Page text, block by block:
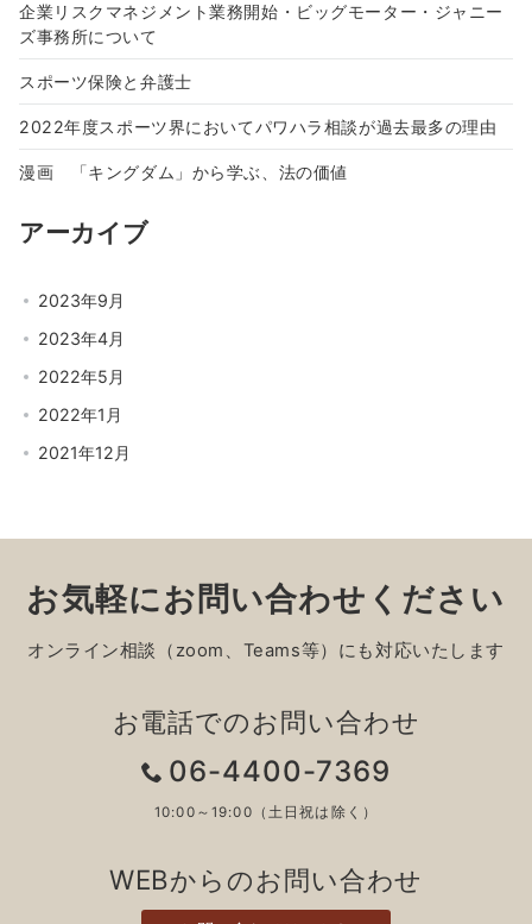
企業リスクマネジメント業務開始・ビッグモーター・ジャニー
ズ事務所について
スポーツ保険と弁護士
2022年度スポーツ界においてパワハラ相談が過去最多の理由
漫画 「キングダム」から学ぶ、法の価値
アーカイブ
2023年9月
2023年4月
2022年5月
2022年1月
2021年12月
お気軽にお問い合わせください
オンライン相談（zoom、Teams等）にも対応いたします
お電話でのお問い合わせ
06-4400-7369
10:00～19:00（土日祝は除く）
WEBからのお問い合わせ